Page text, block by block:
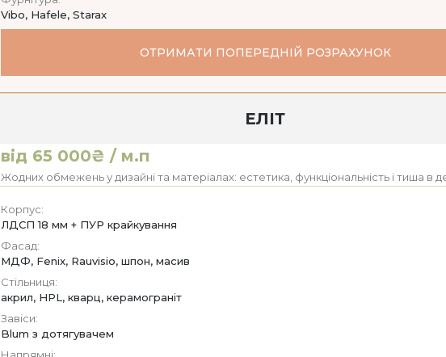
Vibo, Hafele, Starax
ОТРИМАТИ ПОПЕРЕДНІЙ РОЗРАХУНОК
ЕЛІТ
від 65 000₴ / м.п
Жодних обмежень у дизайні та матеріалах: естетика, функціональність і тиша в
Корпус:
ЛДСП 18 мм + ПУР крайкування
Фасад:
МДФ, Fenix, Rauvisio, шпон, масив
Стільниця:
акрил, HPL, кварц, керамограніт
Завіси:
Blum з дотягувачем